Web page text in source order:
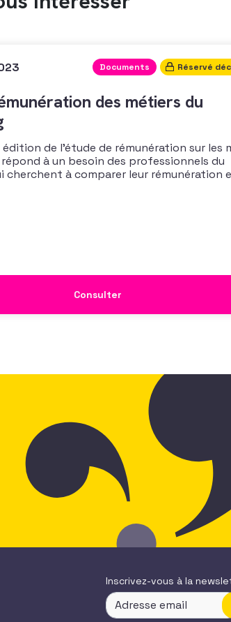
Documents Réservé
des métiers du
de l’étude de rémunération sur les
à un besoin des professionnels du
cherchent à comparer leur rémunération
Consulter
Inscrivez-vous à la